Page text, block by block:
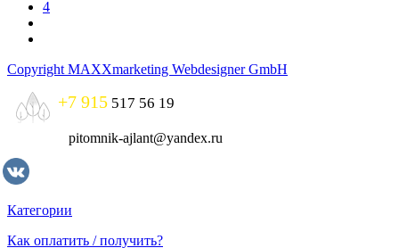
4
Copyright MAXXmarketing Webdesigner GmbH
+7 915 517 56 19
pitomnik-ajlant@yandex.ru
Категории
Как оплатить / получить?